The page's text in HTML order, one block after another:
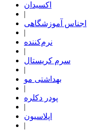
اکسیدان
|
اجناس آموزشگاهی
|
نرم‌کننده
|
سرم کریستال
|
بهداشتی مو
|
پودر دکلره
|
اپلاسیون
|